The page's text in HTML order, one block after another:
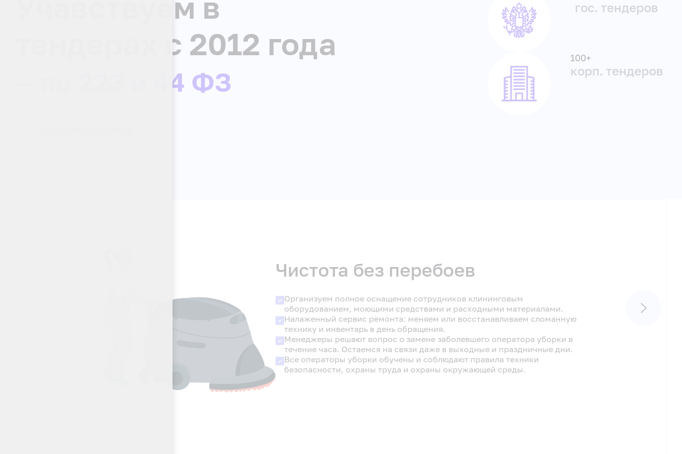
тендерах с 2012 года
— по 223 и 44 ФЗ
гос. тендеров
100+
корп. тендеров
Чистота без перебоев
Организуем полное оснащение сотрудников клининговым
оборудованием, моющими средствами и расходными материалами.
Налаженный сервис ремонта: меняем или восстанавливаем сломанную
технику и инвентарь в день обращения.
Менеджеры решают вопрос о замене заболевшего оператора уборки в
течение часа. Остаемся на связи даже в выходные и праздничные дни.
Все операторы уборки обучены и соблюдают правила техники
безопасности, охраны труда и охраны окружающей среды.